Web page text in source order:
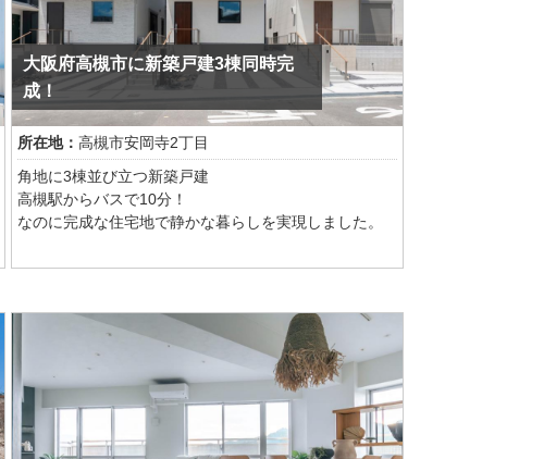
玄関ドアを開けるとすぐ目に入る、大きなペンダント
照明 （京都アンプリチュード）京和傘の技術を応用し
たペンダント照明 Fumiというひらがながかかれたデザ
インでおもしろさをプラスしました。 ＿＿（以下、京
都アンプリチュードHPより引用） 「古都里-KOTORI-
STペンダント×SOU・SOU」は、「古都里-KOTORI-
STペンダント」の形状をそのままに、SOU・SOUのデ
ザインテキスタイルを用いてシェードを制作した商品
です。
大阪府高槻市に新築戸建3棟同時完
成！
所在地： 高槻市安岡寺2丁目
角地に3棟並び立つ新築戸建
高槻駅からバスで10分！
なのに完成な住宅地で静かな暮らしを実現しました。
全棟3LDK・小屋裏収納付き・駐車2台可能